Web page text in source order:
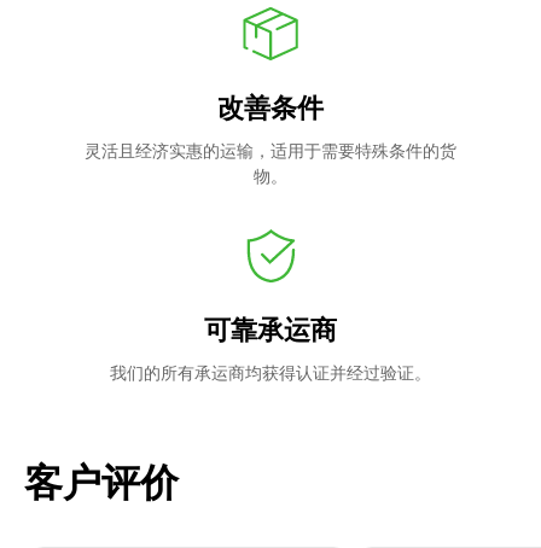
改善条件
灵活且经济实惠的运输，适用于需要特殊条件的货
物。
可靠承运商
我们的所有承运商均获得认证并经过验证。
客户评价